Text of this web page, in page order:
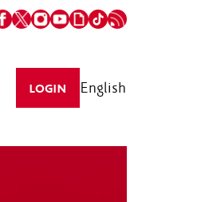
LOGIN English